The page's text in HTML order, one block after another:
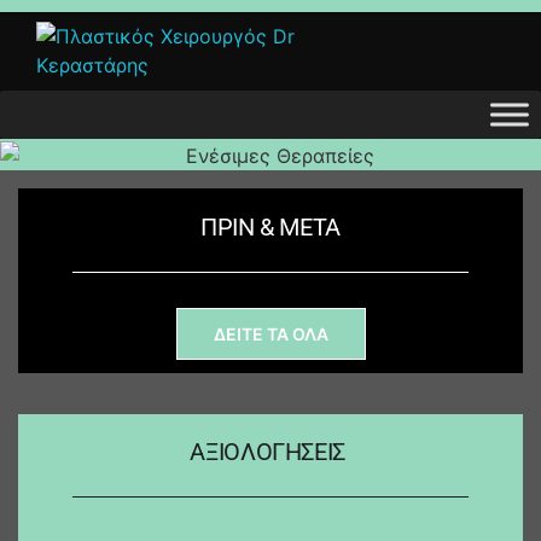
ΠΡΙΝ & ΜΕΤΑ
ΔΕΙΤΕ ΤΑ ΟΛΑ
ΑΞΙΟΛΟΓΗΣΕΙΣ